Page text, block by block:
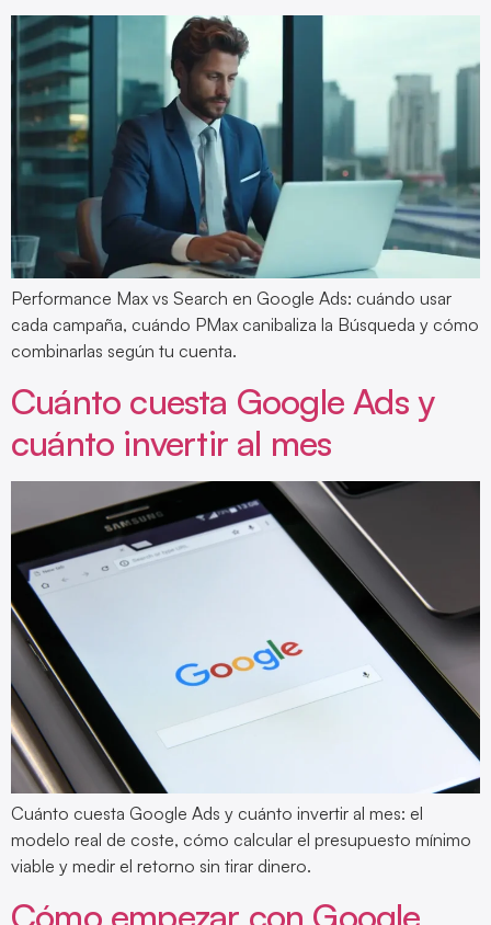
Performance Max vs Search en Google Ads: cuándo usar
cada campaña, cuándo PMax canibaliza la Búsqueda y cómo
combinarlas según tu cuenta.
Cuánto cuesta Google Ads y
cuánto invertir al mes
Cuánto cuesta Google Ads y cuánto invertir al mes: el
modelo real de coste, cómo calcular el presupuesto mínimo
viable y medir el retorno sin tirar dinero.
Cómo empezar con Google